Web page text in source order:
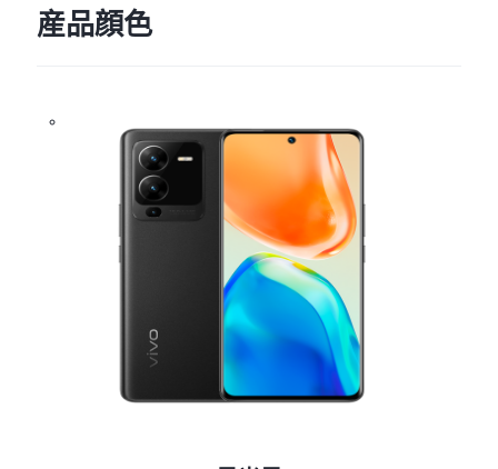
産品顔色